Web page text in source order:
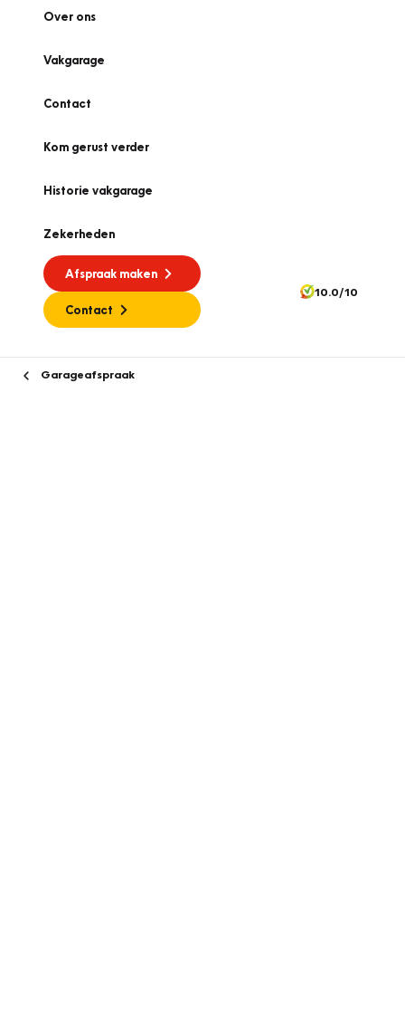
Over ons
Vakgarage
Contact
Kom gerust verder
Historie vakgarage
Zekerheden
Afspraak maken
Contact
10.0/10
Garageafspraak